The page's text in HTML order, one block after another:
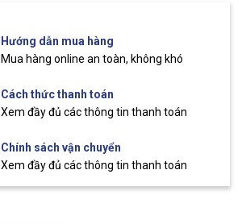
Hướng dẫn mua hàng
Mua hàng online an toàn, không khó
Cách thức thanh toán
Xem đầy đủ các thông tin thanh toán
Chính sách vận chuyển
Xem đầy đủ các thông tin thanh toán